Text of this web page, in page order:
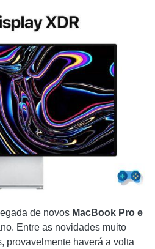
de novos MacBook Pro e
Entre as novidades muito
provavelmente haverá a volta